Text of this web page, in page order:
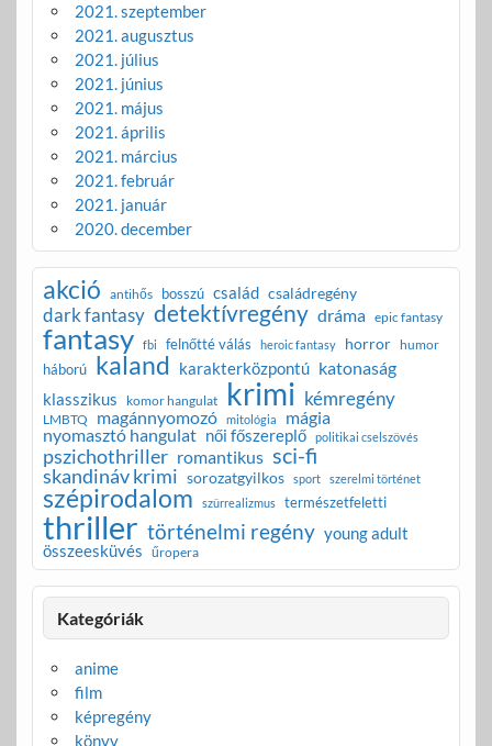
2021. szeptember
2021. augusztus
2021. július
2021. június
2021. május
2021. április
2021. március
2021. február
2021. január
2020. december
akció antihős bosszú család családregény
dark fantasy detektívregény dráma epic fantasy
fantasy fbi felnőtté válás heroic fantasy horror humor
háború kaland karakterközpontú katonaság
klasszikus komor hangulat krimi kémregény
LMBTQ magánnyomozó mitológia mágia
nyomasztó hangulat női főszereplő politikai cselszövés
pszichothriller romantikus sci-fi
skandináv krimi sorozatgyilkos sport szerelmi történet
szépirodalom szürrealizmus természetfeletti
thriller történelmi regény young adult
összeesküvés űropera
Kategóriák
anime
film
képregény
könyv